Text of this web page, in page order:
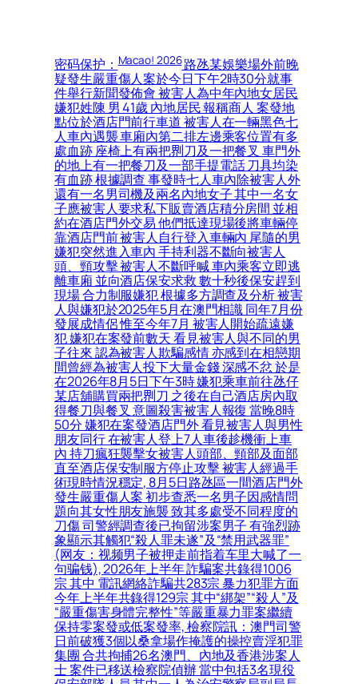
密码保护：Macao! 2026路氹某娛樂場外前晚
疑發生嚴重傷人案於今日下午2時30分就事
件舉行新聞發佈會 被害人為中年內地女居民
嫌犯姓陳 男 41歲 內地居民 報稱商人 案發地
點位於酒店門前行車道 被害人在一輛黑色七
人車內遇襲 車廂內第二排左邊乘客位置有多
處血跡 座椅上有兩把𠝹刀及一把餐叉 車門外
的地上有一把餐刀及一部手提電話 刀具均染
有血跡 根據調查 事發時七人車內除被害人外
還有一名男司機及兩名內地女子 其中一名女
子應被害人要求私下販賣酒店積分房間 並相
約在酒店門外交易 他們抵達現場後將車輛停
靠酒店門前 被害人自行登入車輛內 尾隨的男
嫌犯突然進入車內 手持利器不斷向被害人
頭、頸攻擊 被害人不斷呼喊 車內乘客立即逃
離車廂 並向酒店保安求救 數十秒後保安趕到
現場 合力制服嫌犯 根據多方調查及分析 被害
人與嫌犯於2025年5月在澳門相識 同年7月份
發展成情侶 惟至今年7月 被害人開始疏遠嫌
犯 嫌犯在案發前數天 看見被害人與不同的男
子往來 認為被害人欺騙感情 亦感到在相戀期
間曾經為被害人投下大量金錢 深感不忿 於是
在2026年8月5日下午3時 嫌犯乘車前往氹仔
某店舖購買兩把𠝹刀 之後在自己酒店房內取
得餐刀與餐叉 意圖殺害被害人報復 當晚8時
50分 嫌犯在案發酒店門外 看見被害人與男性
朋友同行 在被害人登上7人車後趁機衝上車
內 持刀瘋狂襲擊女被害人頭部、頸部及面部
直至酒店保安制服方停止攻擊 被害人經過手
術現時情況穩定, 8月5日路氹區一間酒店門外
發生嚴重傷人案 初步查悉一名男子因感情問
題向其女性朋友施襲 致其多處受不同程度的
刀傷 司警經調查後已拘留涉案男子 有強烈跡
象顯示其觸犯“殺人罪未遂”及“禁用武器罪”
(网友：视频男子被押走前指着车里大喊了一
句骗钱), 2026年上半年 詐騙案共錄得1006
宗 其中 電訊網絡詐騙共283宗 暴力犯罪方面
今年上半年共錄得129宗 其中“綁架”“殺人”及
“嚴重傷害身體完整性”等嚴重暴力罪案繼續
保持零案發或低案發率, 檢察院訊：澳門司警
日前破獲3個以桑拿場作掩護的操控賣淫犯罪
集團 合共拘捕26名澳門、內地及香港涉案人
士 案件已移送檢察院偵辦 當中包括3名現役